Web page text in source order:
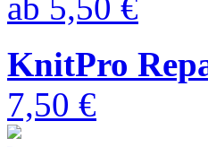
KnitPro
7,50 €